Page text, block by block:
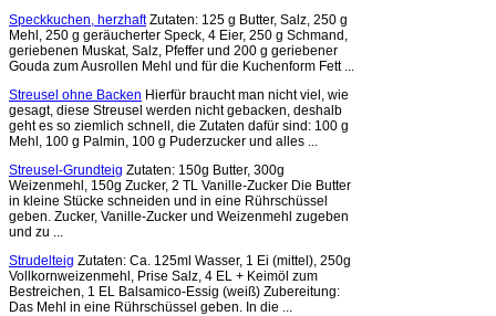
Speckkuchen, herzhaftZutaten: 125 g Butter, Salz, 250 g
Mehl, 250 g geräucherter Speck, 4 Eier, 250 g Schmand,
geriebenen Muskat, Salz, Pfeffer und 200 g geriebener
Gouda zum Ausrollen Mehl und für die Kuchenform Fett ...
Streusel ohne Backen Hierfür braucht man nicht viel, wie
gesagt, diese Streusel werden nicht gebacken, deshalb
geht es so ziemlich schnell, die Zutaten dafür sind: 100 g
Mehl, 100 g Palmin, 100 g Puderzucker und alles ...
Streusel-Grundteig Zutaten: 150g Butter, 300g
Weizenmehl, 150g Zucker, 2 TL Vanille-Zucker Die Butter
in kleine Stücke schneiden und in eine Rührschüssel
geben. Zucker, Vanille-Zucker und Weizenmehl zugeben
und zu ...
Strudelteig Zutaten: Ca. 125ml Wasser, 1 Ei (mittel), 250g
Vollkornweizenmehl, Prise Salz, 4 EL + Keimöl zum
Bestreichen, 1 EL Balsamico-Essig (weiß) Zubereitung:
Das Mehl in eine Rührschüssel geben. In die ...